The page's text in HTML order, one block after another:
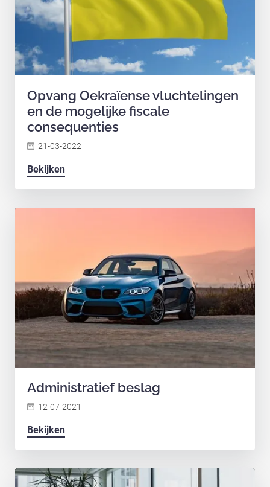
Opvang Oekraïense vluchtelingen
en de mogelijke fiscale
consequenties
21-03-2022
Bekijken
Administratief beslag
12-07-2021
Bekijken